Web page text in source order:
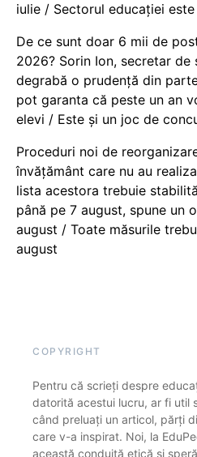
iulie / Sectorul educației
De ce sunt doar 6 mii de
2026? Sorin Ion, secretar
degrabă o prudență din
pot garanta că peste un an
elevi / Este și un joc de
Proceduri noi de
învățământ care nu au
lista acestora trebuie
până pe 7 august, spune un
august / Toate măsurile
august
COPYRIGHT
Pentru că scrieți despre
datorită acestui lucru, ar fi util
când preluați un articol, părți
care v-a inspirat. Noi, la
această conduită etică și